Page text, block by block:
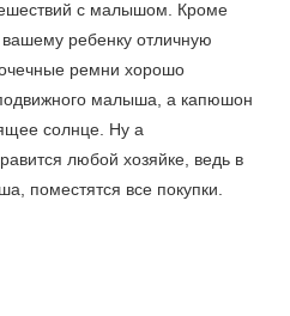
с малышом. Кроме
ребенку отличную
ремни хорошо
малыша, а капюшон
солнце. Ну а
любой хозяйке, ведь в
поместятся все покупки.